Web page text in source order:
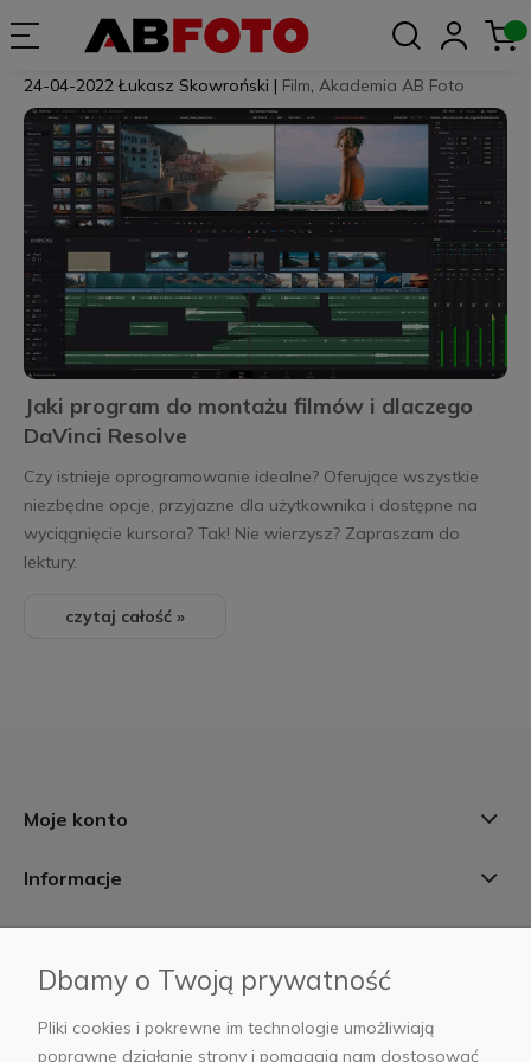
Jaki program do montażu filmów i dlaczego
DaVinci Resolve
24-04-2022 Łukasz Skowroński | Film, Akademia AB Foto
Czy istnieje oprogramowanie idealne? Oferujące wszystkie
niezbędne opcje, przyjazne dla użytkownika i dostępne na
wyciągnięcie kursora? Tak! Nie wierzysz? Zapraszam do
lektury.
czytaj całość »
Moje konto
Informacje
AB Foto
Dbamy o Twoją prywatność
Pliki cookies i pokrewne im technologie umożliwiają
poprawne działanie strony i pomagają nam dostosować